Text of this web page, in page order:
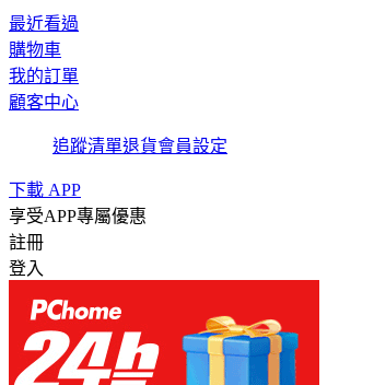
最近看過
購物車
我的訂單
顧客中心
追蹤清單退貨會員設定
下載 APP
享受APP專屬優惠
註冊
登入